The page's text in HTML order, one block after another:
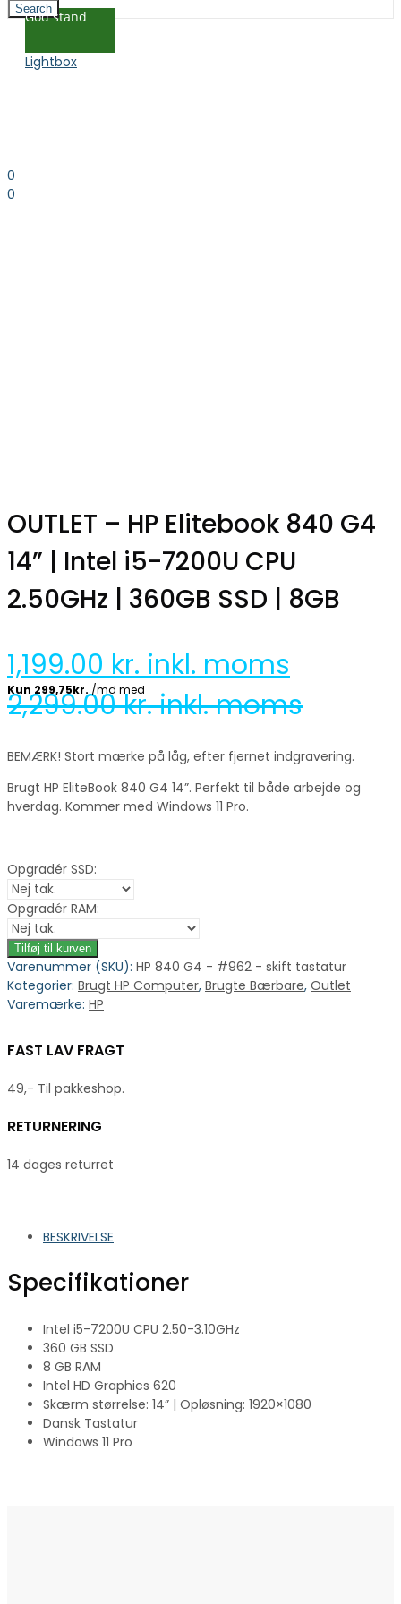
0
0
Search
God stand
Lightbox
OUTLET – HP Elitebook 840 G4
14” | Intel i5-7200U CPU
2.50GHz | 360GB SSD | 8GB
1,199.00 kr. inkl. moms
2,299.00kr. inkl. moms
BEMÆRK! Stort mærke på låg, efter fjernet indgravering.
Brugt HP EliteBook 840 G4 14”. Perfekt til både arbejde og
hverdag. Kommer med Windows 11 Pro.
Opgradér SSD:
Opgradér RAM:
Tilføj til kurven
Varenummer (SKU): HP 840 G4 - #962 - skift tastatur
Kategorier: Brugt HP Computer, Brugte Bærbare, Outlet
Varemærke: HP
FAST LAV FRAGT
49,- Til pakkeshop.
RETURNERING
14 dages returret
BESKRIVELSE
Specifikationer
Intel i5-7200U CPU 2.50-3.10GHz
360 GB SSD
8 GB RAM
Intel HD Graphics 620
Skærm størrelse: 14” | Opløsning: 1920×1080
Dansk Tastatur
Windows 11 Pro